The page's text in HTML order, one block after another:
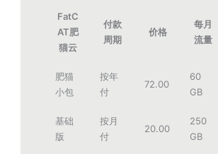
FatC
AT肥
猫云
付款
周期
价格
每月
流量
肥猫
小包
按年
付
72.00
60
GB
基础
版
按月
付
20.00
250
GB